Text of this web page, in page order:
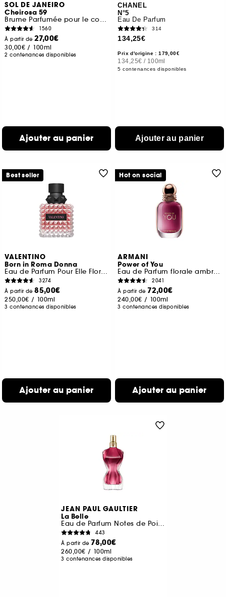
SOL DE JANEIRO
Cheirosa 59
Brume Parfumée pour le corps et les cheveux
1560
À partir de27,00€
30,00€ / 100ml
2 contenances disponibles
Ajouter au panier
CHANEL
N°5
Eau De Parfum
314
134,25€
Prix d'origine : 179,00€
134,25€ / 100ml
5 contenances disponibles
Ajouter au panier
VALENTINO
Born in Roma Donna
Eau de Parfum Pour Elle Florale Ambrée Boisée
3274
À partir de85,00€
250,00€ / 100ml
3 contenances disponibles
Ajouter au panier
Best seller
ARMANI
Power of You
Eau de Parfum florale ambrée fruitée pour femme
2041
À partir de 72,00€
240,00€ / 100ml
3 contenances disponibles
Ajouter au panier
Hot on social
JEAN PAUL GAULTIER
La Belle
Eau de Parfum Notes de Poire, Bergamote et Vanille
443
À partir de 78,00€
260,00€ / 100ml
3 contenances disponibles